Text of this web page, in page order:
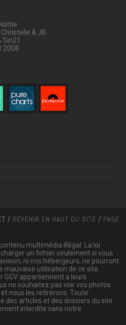
& JB
Sin21
2008
/ REVENIR EN HAUT DU SITE / PAGE
multimédia illégal. La loi
un fichier seulement si vous
ni nos hébergeurs, ne pourront
mauvaise utilisation de ce site.
GGV appartiennent a leurs
ne souhaitez pas voir vos photos
nous les retirerons. Toute
des articles et des dossiers du site
interdite sans notre